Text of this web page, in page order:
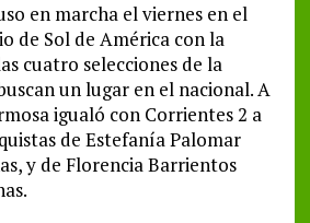
en marcha el viernes en el
de Sol de América con la
cuatro selecciones de la
un lugar en el nacional. A
igualó con Corrientes 2 a
de Estefanía Palomar
y de Florencia Barrientos